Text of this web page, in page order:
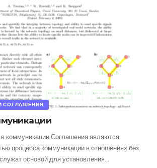
СОГЛАШЕНИЯ
коммуникации Соглашения являются
процесса коммуникации в отношениях без
основой для установления…